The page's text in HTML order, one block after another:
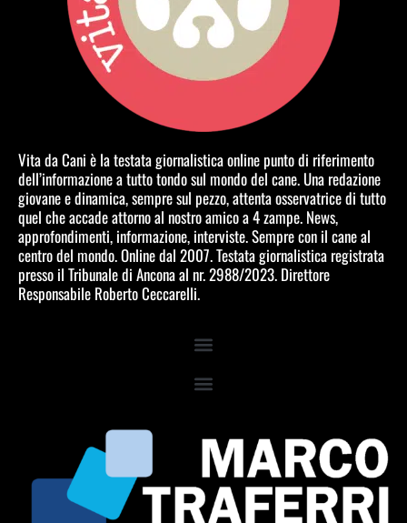
Vita da Cani è la testata giornalistica online punto di riferimento
dell’informazione a tutto tondo sul mondo del cane. Una redazione
giovane e dinamica, sempre sul pezzo, attenta osservatrice di tutto
quel che accade attorno al nostro amico a 4 zampe. News,
approfondimenti, informazione, interviste. Sempre con il cane al
centro del mondo. Online dal 2007. Testata giornalistica registrata
presso il Tribunale di Ancona al nr. 2988/2023. Direttore
Responsabile Roberto Ceccarelli.